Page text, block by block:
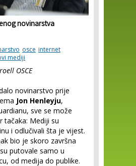
novinarstva
osce internet
mediji
OSCE
novinarstvo prije
Jon Henleyju,
sve se može
tačaka: Mediji su
i odlučivali šta je vijest.
bio je skoro završna
putovale samo u
od medija do publike.